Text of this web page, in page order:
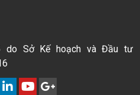
do Sở Kế hoạch và Đầu tư